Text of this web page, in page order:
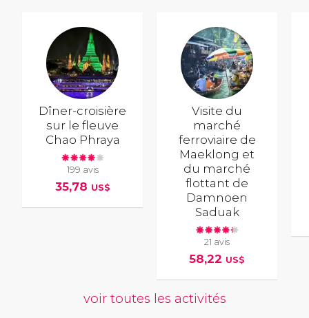
Dîner-croisière
sur le fleuve
Chao Phraya
199 avis
35,78 US$
Visite du
marché
ferroviaire de
Maeklong et
du marché
flottant de
Damnoen
Saduak
21 avis
58,22 US$
voir toutes les activités